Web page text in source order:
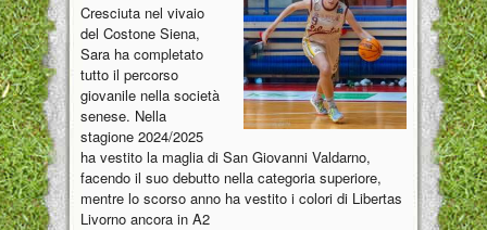
Cresciuta nel vivaio
del Costone Siena,
Sara ha completato
tutto il percorso
giovanile nella società
senese. Nella
stagione 2024/2025
ha vestito la maglia di San Giovanni Valdarno,
facendo il suo debutto nella categoria superiore,
mentre lo scorso anno ha vestito i colori di Libertas
Livorno ancora in A2